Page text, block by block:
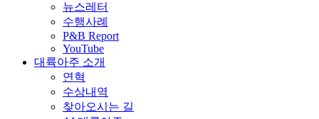
뉴스레터
수행사례
P&B Report
YouTube
대륙아주 소개
연혁
수상내역
찾아오시는 길